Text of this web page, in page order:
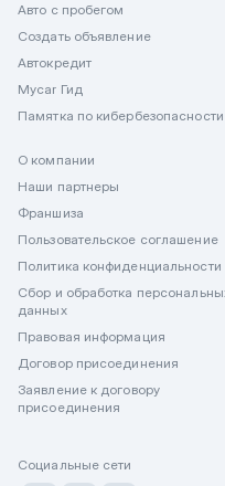
Авто с пробегом
Создать объявление
Автокредит
Mycar Гид
Памятка по кибербезопасности
О компании
Наши партнеры
Франшиза
Пользовательское соглашение
Политика конфиденциальности
Сбор и обработка
данных
Правовая информация
Договор присоединения
Заявление к договору
присоединения
Социальные сети